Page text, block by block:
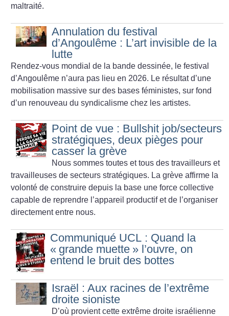
maltraité.
Annulation du festival
d’Angoulême : L’art invisible de la
lutte
Rendez-vous mondial de la bande dessinée, le festival
d’Angoulême n’aura pas lieu en 2026. Le résultat d’une
mobilisation massive sur des bases féministes, sur fond
d’un renouveau du syndicalisme chez les artistes.
Point de vue : Bullshit job/secteurs
stratégiques, deux pièges pour
casser la grève
Nous sommes toutes et tous des travailleurs et
travailleuses de secteurs stratégiques. La grève affirme la
volonté de construire depuis la base une force collective
capable de reprendre l’appareil productif et de l’organiser
directement entre nous.
Communiqué UCL : Quand la
« grande muette » l’ouvre, on
entend le bruit des bottes
Israël : Aux racines de l’extrême
droite sioniste
D’où provient cette extrême droite israélienne